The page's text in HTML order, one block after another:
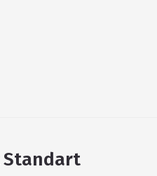
Standart